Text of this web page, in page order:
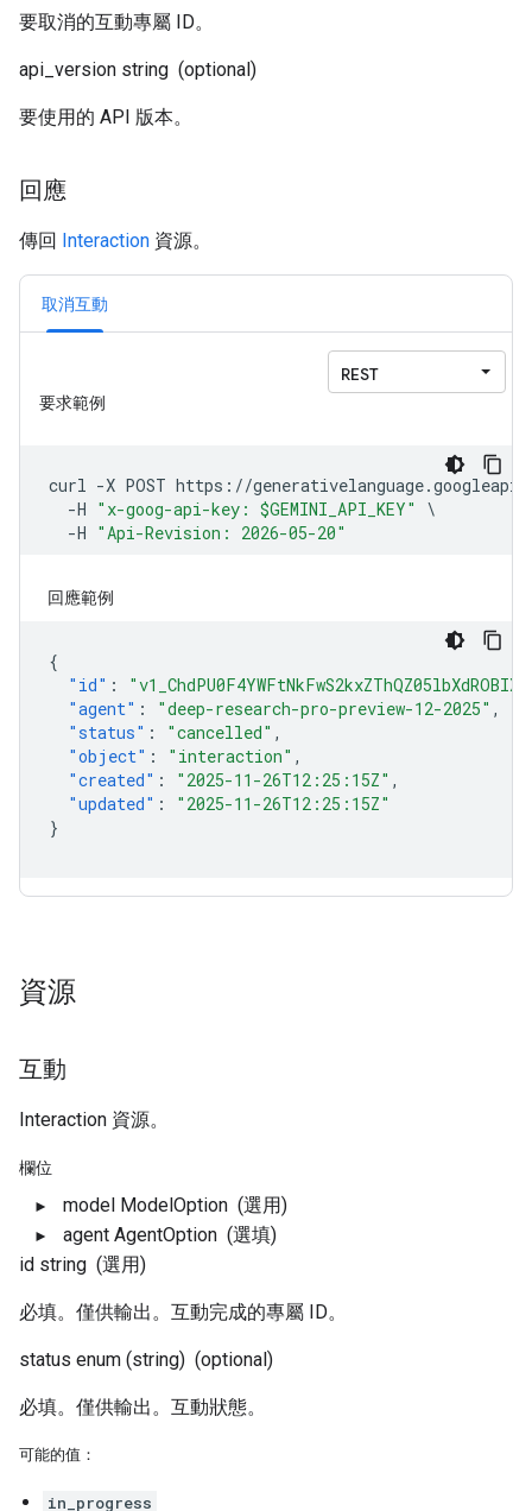
要取消的互動專屬 ID。
api_version string (optional)
要使用的 API 版本。
回應
傳回 Interaction 資源。
取消互動
回應範例
{
"id" :
"agent" : "deep-research-pro-preview-12-2025" ,
"status" : "cancelled" ,
"object" : "interaction" ,
"created" : "2025-11-26T12:25:15Z" ,
"updated" :
"2025-11-26T12:25:15Z"
}
資源
互動
Interaction 資源。
欄位
model ModelOption (選用)
agent AgentOption (選填)
id string (選用)
必填。僅供輸出。互動完成的專屬 ID。
status enum (string) (optional)
必填。僅供輸出。互動狀態。
可能的值：
in_progress